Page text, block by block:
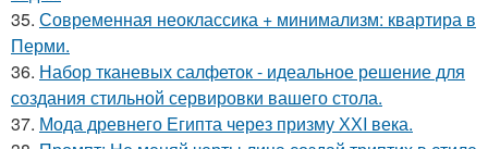
35. Современная неоклассика + минимализм: квартира в
Перми.
36. Набор тканевых салфеток - идеальное решение для
создания стильной сервировки вашего стола.
37. Мода древнего Египта через призму ХХI века.